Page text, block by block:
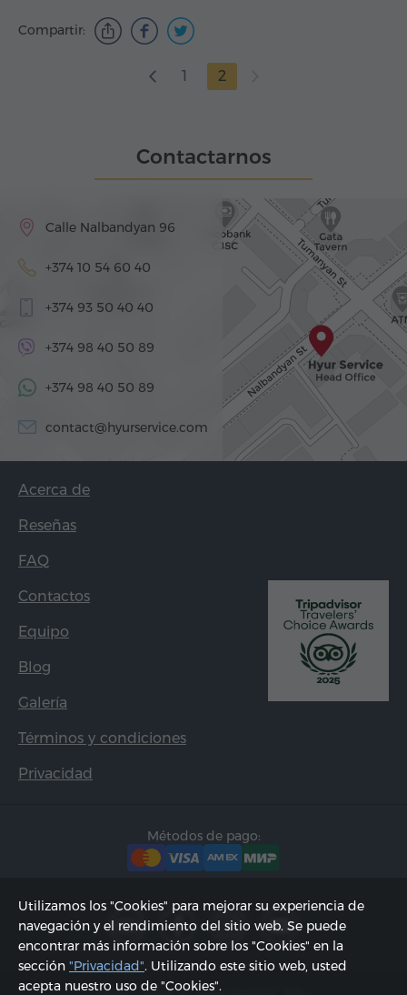
Compartir:
1 2
Contactarnos
Calle Nalbandyan 96
+374 10 54 60 40
+374 93 50 40 40
+374 98 40 50 89
+374 98 40 50 89
contact@hyurservice.com
Acerca de
Reseñas
FAQ
Contactos
Equipo
Blog
Galería
Términos y condiciones
Privacidad
Métodos de pago:
Utilizamos los "Cookies" para mejorar su experiencia de
navegación y el rendimiento del sitio web. Se puede
encontrar más información sobre los "Cookies" en la
sección "Privacidad". Utilizando este sitio web, usted
acepta nuestro uso de "Cookies".